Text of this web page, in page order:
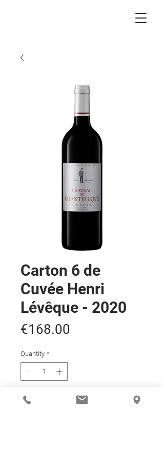
Carton 6 de
Cuvée Henri
Lévêque - 2020
€168.00
Quantity *
Add to Cart